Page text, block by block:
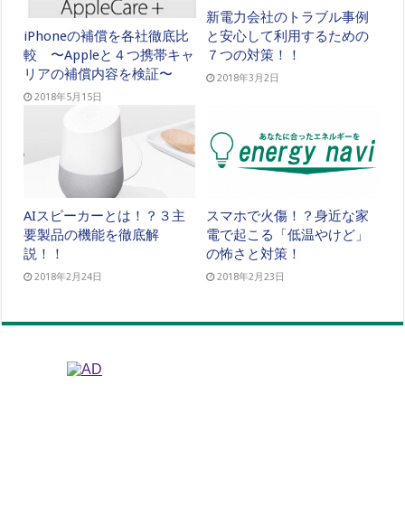
iPhoneの補償を各社徹底比
較 〜Appleと４つ携帯キャ
リアの補償内容を検証〜
2018年5月15日
新電力会社のトラブル事例
と安心して利用するための
７つの対策！！
2018年3月2日
AIスピーカーとは！？３主
要製品の機能を徹底解
説！！
2018年2月24日
スマホで火傷！？身近な家
電で起こる「低温やけど」
の怖さと対策！
2018年2月23日